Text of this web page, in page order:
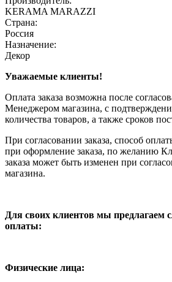
KERAMA MARAZZI
Страна:
Россия
Назначение:
Декор
Уважаемые клиенты!
Оплата заказа возможна после
Менеджером магазина, с
количества товаров, а также сроков
При согласовании заказа, способ
при оформление заказа, по желанию
заказа может быть изменен при
магазина.
Для своих клиентов мы предлагаем
оплаты:
Физические лица: